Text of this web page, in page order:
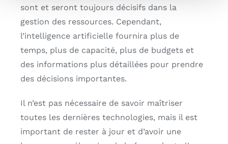
sont et seront toujours décisifs dans la
gestion des ressources. Cependant,
l’intelligence artificielle fournira plus de
temps, plus de capacité, plus de budgets et
des informations plus détaillées pour prendre
des décisions importantes.
Il n’est pas nécessaire de savoir maîtriser
toutes les dernières technologies, mais il est
important de rester à jour et d’avoir une